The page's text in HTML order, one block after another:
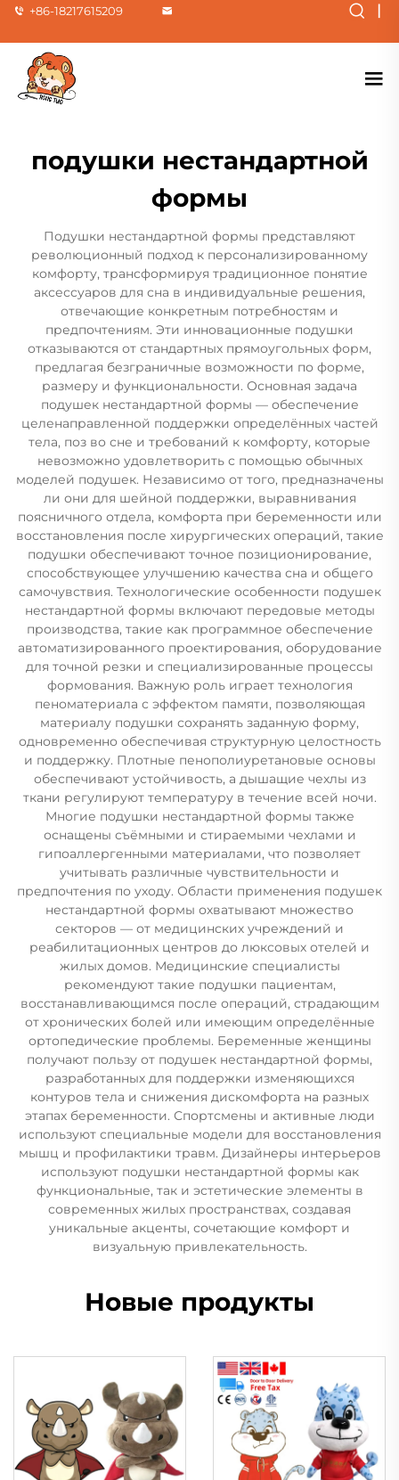
+86-18217615209 |
подушки нестандартной
формы
Подушки нестандартной формы представляют
революционный подход к персонализированному
комфорту, трансформируя традиционное понятие
аксессуаров для сна в индивидуальные решения,
отвечающие конкретным потребностям и
предпочтениям. Эти инновационные подушки
отказываются от стандартных прямоугольных форм,
предлагая безграничные возможности по форме,
размеру и функциональности. Основная задача
подушек нестандартной формы — обеспечение
целенаправленной поддержки определённых частей
тела, поз во сне и требований к комфорту, которые
невозможно удовлетворить с помощью обычных
моделей подушек. Независимо от того, предназначены
ли они для шейной поддержки, выравнивания
поясничного отдела, комфорта при беременности или
восстановления после хирургических операций, такие
подушки обеспечивают точное позиционирование,
способствующее улучшению качества сна и общего
самочувствия. Технологические особенности подушек
нестандартной формы включают передовые методы
производства, такие как программное обеспечение
автоматизированного проектирования, оборудование
для точной резки и специализированные процессы
формования. Важную роль играет технология
пеноматериала с эффектом памяти, позволяющая
материалу подушки сохранять заданную форму,
одновременно обеспечивая структурную целостность
и поддержку. Плотные пенополиуретановые основы
обеспечивают устойчивость, а дышащие чехлы из
ткани регулируют температуру в течение всей ночи.
Многие подушки нестандартной формы также
оснащены съёмными и стираемыми чехлами и
гипоаллергенными материалами, что позволяет
учитывать различные чувствительности и
предпочтения по уходу. Области применения подушек
нестандартной формы охватывают множество
секторов — от медицинских учреждений и
реабилитационных центров до люксовых отелей и
жилых домов. Медицинские специалисты
рекомендуют такие подушки пациентам,
восстанавливающимся после операций, страдающим
от хронических болей или имеющим определённые
ортопедические проблемы. Беременные женщины
получают пользу от подушек нестандартной формы,
разработанных для поддержки изменяющихся
контуров тела и снижения дискомфорта на разных
этапах беременности. Спортсмены и активные люди
используют специальные модели для восстановления
мышц и профилактики травм. Дизайнеры интерьеров
используют подушки нестандартной формы как
функциональные, так и эстетические элементы в
современных жилых пространствах, создавая
уникальные акценты, сочетающие комфорт и
визуальную привлекательность.
Новые продукты